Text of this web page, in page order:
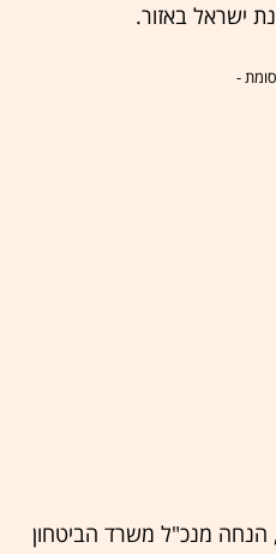
ישראל באזור.
-
מנכ"ל משרד הביטחון